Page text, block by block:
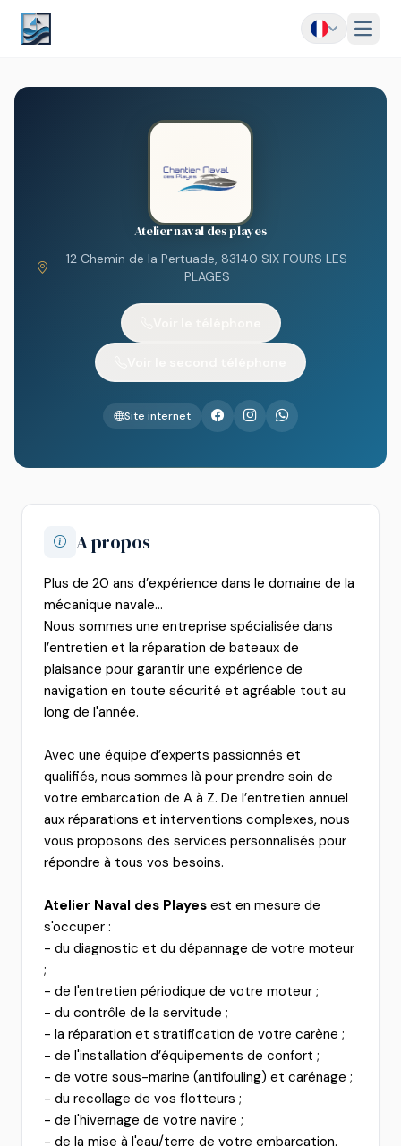
Menu
Atelier naval des playes
12 Chemin de la Pertuade, 83140 SIX FOURS LES
PLAGES
Site internet
A propos
Plus de 20 ans d’expérience dans le domaine de la
mécanique navale…
Nous sommes une entreprise spécialisée dans
l’entretien et la réparation de bateaux de
plaisance pour garantir une expérience de
navigation en toute sécurité et agréable tout au
long de l'année.
Avec une équipe d’experts passionnés et
qualifiés, nous sommes là pour prendre soin de
votre embarcation de A à Z. De l’entretien annuel
aux réparations et interventions complexes, nous
vous proposons des services personnalisés pour
répondre à tous vos besoins.
Atelier Naval des Playes est en mesure de
s'occuper :
- du diagnostic et du dépannage de votre moteur
;
- de l'entretien périodique de votre moteur ;
- du contrôle de la servitude ;
- la réparation et stratification de votre carène ;
- de l'installation d’équipements de confort ;
- de votre sous-marine (antifouling) et carénage ;
- du recollage de vos flotteurs ;
- de l'hivernage de votre navire ;
- de la mise à l'eau/terre de votre embarcation.